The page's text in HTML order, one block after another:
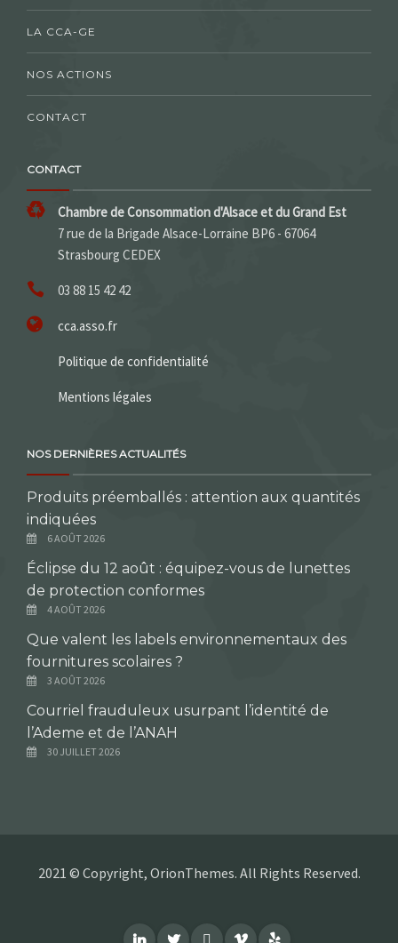
LA CCA-GE
NOS ACTIONS
CONTACT
CONTACT
Chambre de Consommation d'Alsace et du Grand Est
7 rue de la Brigade Alsace-Lorraine BP6 - 67064
Strasbourg CEDEX
03 88 15 42 42
cca.asso.fr
Politique de confidentialité
Mentions légales
NOS DERNIÈRES ACTUALITÉS
Produits préemballés : attention aux quantités
indiquées
6 AOÛT 2026
Éclipse du 12 août : équipez-vous de lunettes
de protection conformes
4 AOÛT 2026
Que valent les labels environnementaux des
fournitures scolaires ?
3 AOÛT 2026
Courriel frauduleux usurpant l’identité de
l’Ademe et de l’ANAH
30 JUILLET 2026
2021 © Copyright, OrionThemes. All Rights Reserved.